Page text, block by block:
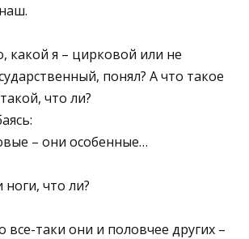
какой я – цирковой или не
понял? А что такое
что ли?
– они особенные…
ноги, что ли?
все-таки они и половчее других –